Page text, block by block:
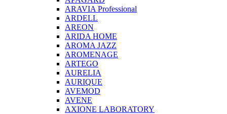
ARAVIA Professional
ARDELL
AREON
ARIDA HOME
AROMA JAZZ
AROMENAGE
ARTEGO
AURELIA
AURIQUE
AVEMOD
AVENE
AXIONE LABORATORY